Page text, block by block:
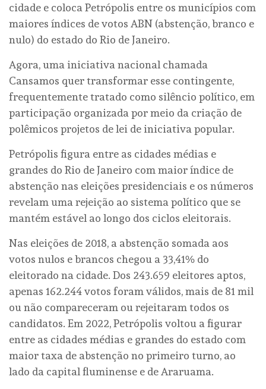
cidade e coloca Petrópolis entre os municípios com
maiores índices de votos ABN (abstenção, branco e
nulo) do estado do Rio de Janeiro.
Agora, uma iniciativa nacional chamada
Cansamos quer transformar esse contingente,
frequentemente tratado como silêncio político, em
participação organizada por meio da criação de
polêmicos projetos de lei de iniciativa popular.
Petrópolis figura entre as cidades médias e
grandes do Rio de Janeiro com maior índice de
abstenção nas eleições presidenciais e os números
revelam uma rejeição ao sistema político que se
mantém estável ao longo dos ciclos eleitorais.
Nas eleições de 2018, a abstenção somada aos
votos nulos e brancos chegou a 33,41% do
eleitorado na cidade. Dos 243.659 eleitores aptos,
apenas 162.244 votos foram válidos, mais de 81 mil
ou não compareceram ou rejeitaram todos os
candidatos. Em 2022, Petrópolis voltou a figurar
entre as cidades médias e grandes do estado com
maior taxa de abstenção no primeiro turno, ao
lado da capital fluminense e de Araruama.